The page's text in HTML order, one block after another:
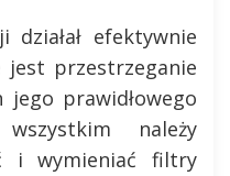
efektywnie
jest przestrzeganie
jego prawidłowego
należy
i wymieniać filtry